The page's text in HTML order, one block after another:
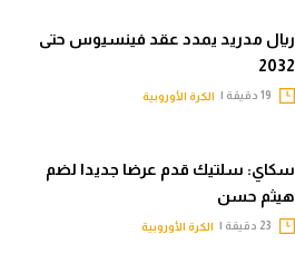
ريال مدريد يمدد عقد فينسيوس حتى
2032
الكرة الأوروبية
سكاي: سلتيك قدم عرضا جديدا لضم
هيثم حسن
الكرة الأوروبية